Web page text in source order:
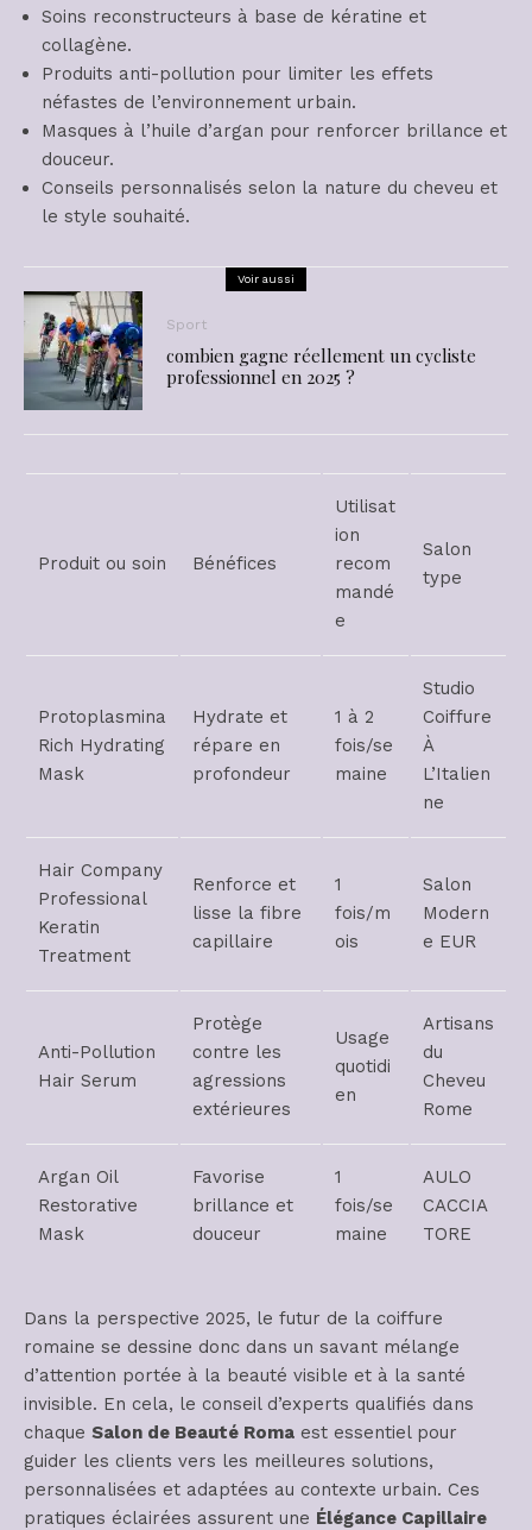
Soins reconstructeurs à base de kératine et
collagène.
Produits anti-pollution pour limiter les effets
néfastes de l’environnement urbain.
Masques à l’huile d’argan pour renforcer brillance et
douceur.
Conseils personnalisés selon la nature du cheveu et
le style souhaité.
Voir aussi
Sport
combien gagne réellement un cycliste
professionnel en 2025 ?
Produit ou soin Bénéfices
Utilisat
ion
recom
mandé
e
Salon
type
Protoplasmina
Rich Hydrating
Mask
Hydrate et
répare en
profondeur
1 à 2
fois/se
maine
Studio
Coiffure
À
L’Italien
ne
Hair Company
Professional
Keratin
Treatment
Renforce et
lisse la fibre
capillaire
1
fois/m
ois
Salon
Modern
e EUR
Anti-Pollution
Hair Serum
Protège
contre les
agressions
extérieures
Usage
quotidi
en
Artisans
du
Cheveu
Rome
Argan Oil
Restorative
Mask
Favorise
brillance et
douceur
1
fois/se
maine
AULO
CACCIA
TORE
Dans la perspective 2025, le futur de la coiffure
romaine se dessine donc dans un savant mélange
d’attention portée à la beauté visible et à la santé
invisible. En cela, le conseil d’experts qualifiés dans
chaque Salon de Beauté Roma est essentiel pour
guider les clients vers les meilleures solutions,
personnalisées et adaptées au contexte urbain. Ces
pratiques éclairées assurent une Élégance Capillaire